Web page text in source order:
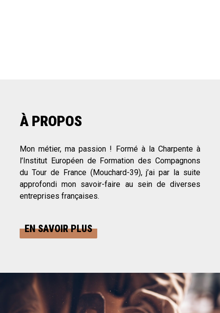
À PROPOS
Mon métier, ma passion ! Formé à la Charpente à
l’Institut Européen de Formation des Compagnons
du Tour de France (Mouchard-39), j’ai par la suite
approfondi mon savoir-faire au sein de diverses
entreprises françaises.
EN SAVOIR PLUS